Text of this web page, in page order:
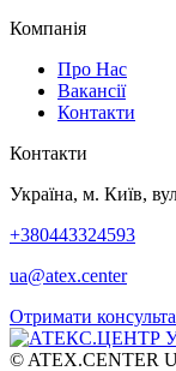
Компанія
Про Нас
Вакансії
Контакти
Контакти
Україна, м. Київ,
+380443324593
ua@atex.center
Отримати
© ATEX.CENTER